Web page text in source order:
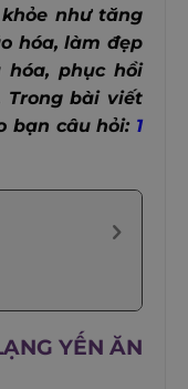
như tăng
hóa, làm đẹp
phục hồi
Trong bài viết
bạn câu hỏi: 1
YẾN ĂN